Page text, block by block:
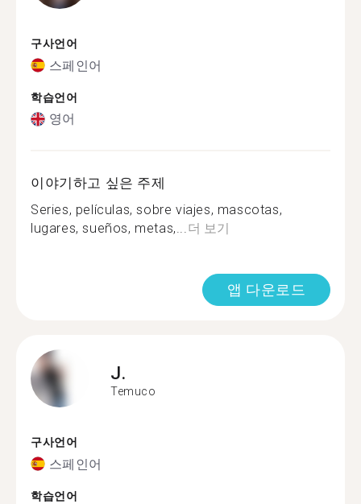
구사언어
스페인어
학습언어
영어
이야기하고 싶은 주제
Series, películas, sobre viajes, mascotas,
lugares, sueños, metas,...더 보기
앱 다운로드
J.
Temuco
구사언어
스페인어
학습언어